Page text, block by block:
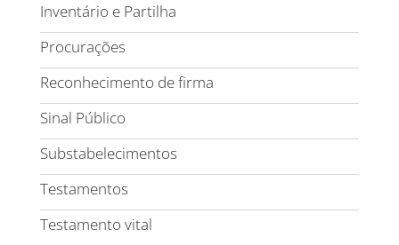
Inventário e Partilha
Procurações
Reconhecimento de firma
Sinal Público
Substabelecimentos
Testamentos
Testamento vital